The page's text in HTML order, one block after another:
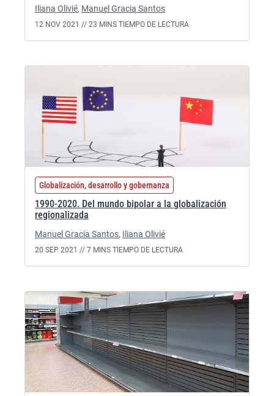
Iliana Olivié, Manuel Gracia Santos
12 NOV 2021 // 23 MINS TIEMPO DE LECTURA
Globalización, desarrollo y gobernanza
1990-2020. Del mundo bipolar a la globalización
regionalizada
Manuel Gracia Santos, Iliana Olivié
20 SEP 2021 // 7 MINS TIEMPO DE LECTURA